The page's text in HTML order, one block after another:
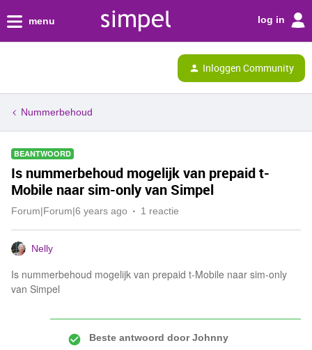
menu log in
Inloggen Community
Nummerbehoud
BEANTWOORD
Is nummerbehoud mogelijk van prepaid t-
Mobile naar sim-only van Simpel
Forum|Forum|6 years ago 1 reactie
Nelly
Is nummerbehoud mogelijk van prepaid t-Mobile naar sim-only
van Simpel
Beste antwoord doorJohnny